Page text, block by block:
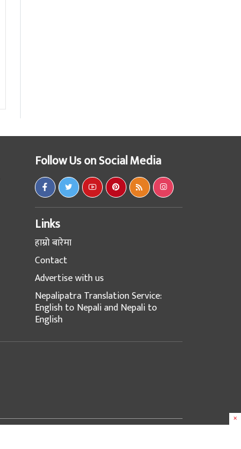
Follow Us on Social Media
Links
हाम्रो बारेमा
Contact
Advertise with us
Nepalipatra Translation Service:
English to Nepali and Nepali to
English
×